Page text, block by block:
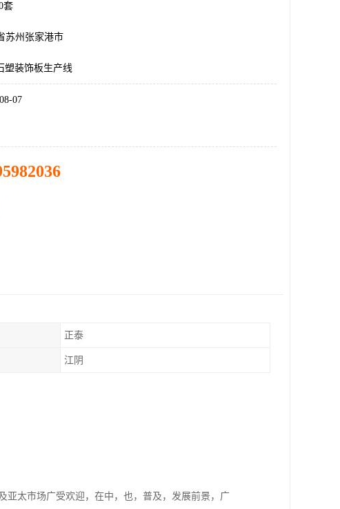
套
苏州张家港市
塑装饰板生产线
07
正泰
江阴
亚太市场广受欢迎，在中，也，普及，发展前景，广